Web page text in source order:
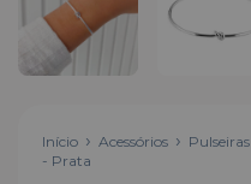
Início Acessórios Pulseiras
- Prata